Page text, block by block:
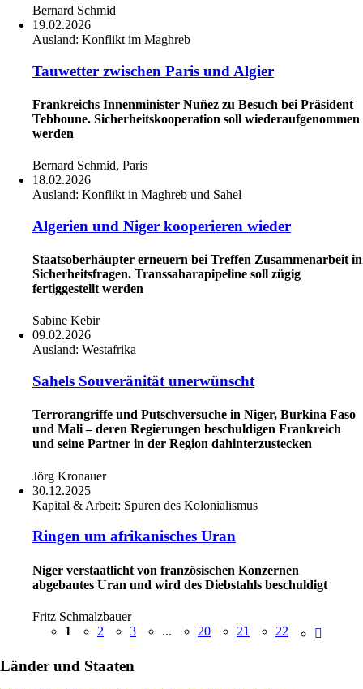
Bernard Schmid
19.02.2026
Ausland: Konflikt im Maghreb
Tauwetter zwischen Paris und Algier
Frankreichs Innenminister Nuñez zu Besuch bei Präsident
Tebboune. Sicherheitskooperation soll wiederaufgenommen
werden
Bernard Schmid, Paris
18.02.2026
Ausland: Konflikt in Maghreb und Sahel
Algerien und Niger kooperieren wieder
Staatsoberhäupter erneuern bei Treffen Zusammenarbeit in
Sicherheitsfragen. Transsaharapipeline soll zügig
fertiggestellt werden
Sabine Kebir
09.02.2026
Ausland: Westafrika
Sahels Souveränität unerwünscht
Terrorangriffe und Putschversuche in Niger, Burkina Faso
und Mali – deren Regierungen beschuldigen Frankreich
und seine Partner in der Region dahinterzustecken
Jörg Kronauer
30.12.2025
Kapital & Arbeit: Spuren des Kolonialismus
Ringen um afrikanisches Uran
Niger verstaatlicht von französischen Konzernen
abgebautes Uran und wird des Diebstahls beschuldigt
Fritz Schmalzbauer
1
2 3 ... 20 21 22
Länder und Staaten